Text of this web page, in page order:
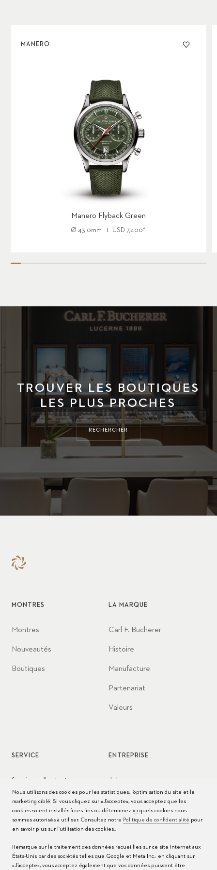
MANERO
Manero Flyback Green
Ø 43.0mm USD 7,400*
TROUVER LES BOUTIQUES
LES PLUS PROCHES
RECHERCHER
MONTRES
Montres
Nouveautés
Boutiques
LA MARQUE
Carl F. Bucherer
Histoire
Manufacture
Partenariat
Valeurs
SERVICE
Services d'entretien
Conseils d’entretien
Modes d'emploi
Centres de service
ENTREPRISE
Jobs
Presse
Contact
Nous utilisons des cookies pour les statistiques, l’optimisation du site et le
marketing ciblé. Si vous cliquez sur «J’accepte», vous acceptez que les
cookies soient installés à ces fins ou déterminez ici quels cookies nous
sommes autorisés à utiliser. Consultez notre Politique de confidentialité pour
en savoir plus sur l’utilisation des cookies..
Remarque sur le traitement des données recueillies sur ce site Internet aux
États-Unis par des sociétés telles que Google et Meta Inc.: en cliquant sur
«J’accepte», vous acceptez également que vos données puissent être